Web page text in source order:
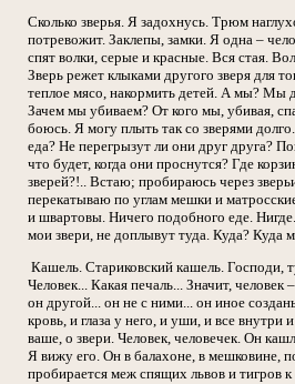
Сколько зверья. Я задохнусь. Трюм
потревожит. Заклепы, замки. Я одна –
спят волки, серые и красные. Вся стая.
Зверь режет клыками другого зверя для
теплое мясо, накормить детей. А мы? Мы
Зачем мы убиваем? От кого мы, убивая,
боюсь. Я могу плыть так со зверями
еда? Не перегрызут ли они друг друга?
что будет, когда они проснутся? Где
зверей?!.. Встаю; пробираюсь через
перекатываю по углам мешки и
и швартовы. Ничего подобного еде.
мои звери, не доплывут туда. Куда? Куда
Кашель. Стариковский кашель. Господи,
Человек... Какая печаль... Значит, человек
он другой... он не с ними... он иное
кровь, и глаза у него, и уши, и все внутри
ваше, о звери. Человек, человечек. Он
Я вижу его. Он в балахоне, в мешковине,
пробирается меж спящих львов и тигров